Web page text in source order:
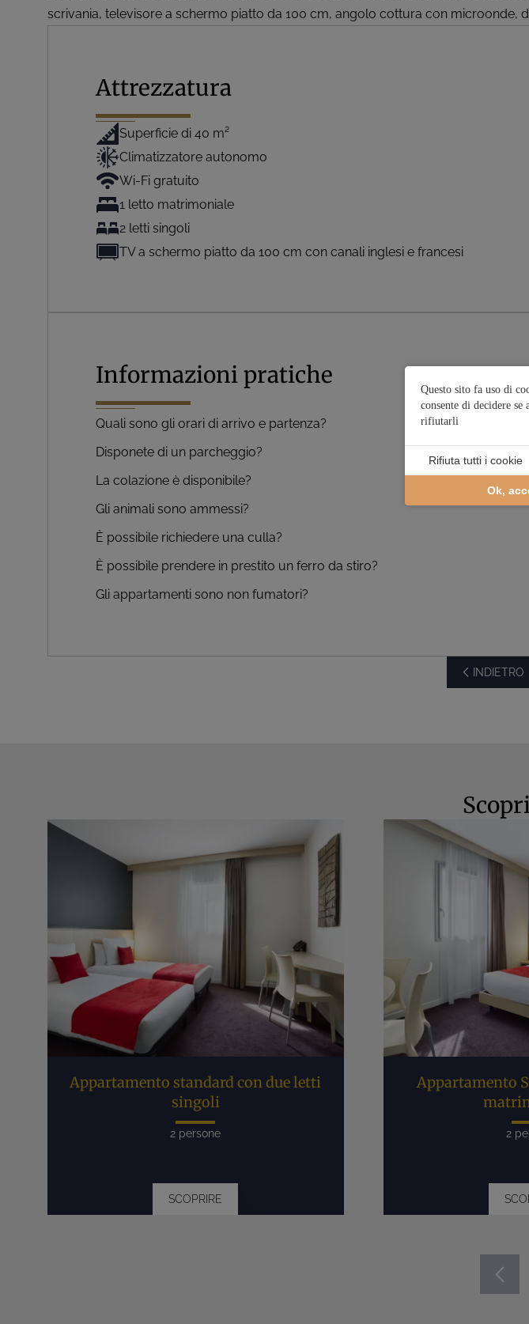
scrivania, televisore a schermo piatto da 100 cm, angolo cottura con microonde,
Attrezzatura
Superficie di 40 m²
Climatizzatore autonomo
Wi-Fi gratuito
1 letto matrimoniale
2 letti singoli
TV a schermo piatto da 100 cm con canali inglesi e francesi
Informazioni pratiche
Quali sono gli orari di arrivo e partenza?
Disponete di un parcheggio?
La colazione è disponibile?
Gli animali sono ammessi?
È possibile richiedere una culla?
È possibile prendere in prestito un ferro da stiro?
Gli appartamenti sono non fumatori?
INDIETRO
Appartamento standard con due letti
singoli
2 persone
SCOPRIRE
Appartamento
2
Questo sito fa uso di
consente di decidere se
rifiutarli
Ok,
Rifiuta tutti i cookie